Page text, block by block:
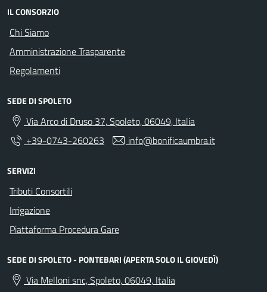
IL CONSORZIO
Chi Siamo
Amministrazione Trasparente
Regolamenti
SEDE DI SPOLETO
Via Arco di Druso 37, Spoleto, 06049, Italia
+39-0743-260263
info@bonificaumbra.it
SERVIZI
Tributi Consortili
Irrigazione
Piattaforma Procedura Gare
SEDE DI SPOLETO - PONTEBARI (APERTA SOLO IL GIOVEDÌ)
Via Melloni snc, Spoleto, 06049, Italia